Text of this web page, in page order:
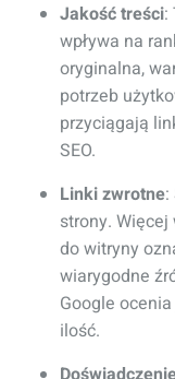
Jakość treści:
wpływa na
oryginalna,
potrzeb
przyciągają
SEO.
Linki zwrotne
strony.
do witryny
wiarygodne
Google
ilość.